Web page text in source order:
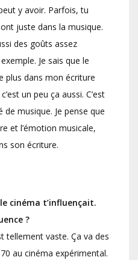
y avoir. Parfois, tu
juste dans la musique.
des goûts assez
Je sais que le
plus dans mon écriture
un peu ça aussi. C’est
musique. Je pense que
et l’émotion musicale,
son écriture.
cinéma t’influençait.
?
tellement vaste. Ça va des
au cinéma expérimental.